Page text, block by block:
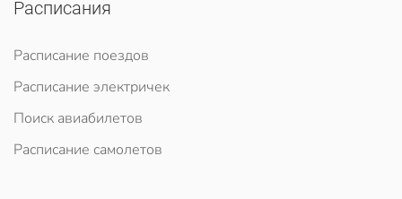
Расписания
Расписание поездов
Расписание электричек
Поиск авиабилетов
Расписание самолетов